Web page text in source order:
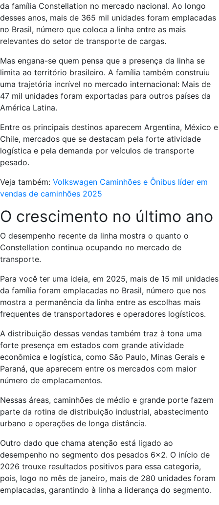
da família Constellation no mercado nacional. Ao longo
desses anos, mais de 365 mil unidades foram emplacadas
no Brasil, número que coloca a linha entre as mais
relevantes do setor de transporte de cargas.
Mas engana-se quem pensa que a presença da linha se
limita ao território brasileiro. A família também construiu
uma trajetória incrível no mercado internacional: Mais de
47 mil unidades foram exportadas para outros países da
América Latina.
Entre os principais destinos aparecem Argentina, México e
Chile, mercados que se destacam pela forte atividade
logística e pela demanda por veículos de transporte
pesado.
Veja também: Volkswagen Caminhões e Ônibus líder em
vendas de caminhões 2025
O crescimento no último ano
O desempenho recente da linha mostra o quanto o
Constellation continua ocupando no mercado de
transporte.
Para você ter uma ideia, em 2025, mais de 15 mil unidades
da família foram emplacadas no Brasil, número que nos
mostra a permanência da linha entre as escolhas mais
frequentes de transportadores e operadores logísticos.
A distribuição dessas vendas também traz à tona uma
forte presença em estados com grande atividade
econômica e logística, como São Paulo, Minas Gerais e
Paraná, que aparecem entre os mercados com maior
número de emplacamentos.
Nessas áreas, caminhões de médio e grande porte fazem
parte da rotina de distribuição industrial, abastecimento
urbano e operações de longa distância.
Outro dado que chama atenção está ligado ao
desempenho no segmento dos pesados 6×2. O início de
2026 trouxe resultados positivos para essa categoria,
pois, logo no mês de janeiro, mais de 280 unidades foram
emplacadas, garantindo à linha a liderança do segmento.